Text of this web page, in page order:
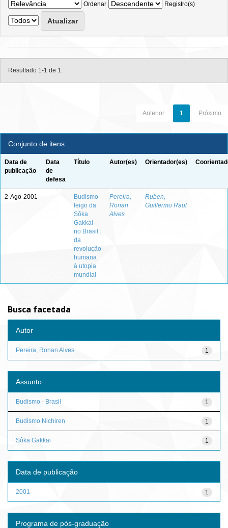
Ordenar
Registro(s)
Resultado 1-1 de 1.
Anterior 1 Próximo
Conjunto de itens:
Data de
publicação
Data
de
defesa
Título Autor(es) Orientador(es)
2-Ago-2001 -
Budismo
leigo da
Sôka
Gakkai
no Brasil :
da
revolução
humana
à utopia
mundial
Pereira,
Ronan
Alves
Ruben,
Guillermo Raul
-
Busca facetada
Autor
1
Pereira, Ronan Alves
Assunto
1
Budismo - Brasil
1
Budismo Nichiren
1
Sôka Gakkai
Data de publicação
1
2001
Programa de pós-graduação